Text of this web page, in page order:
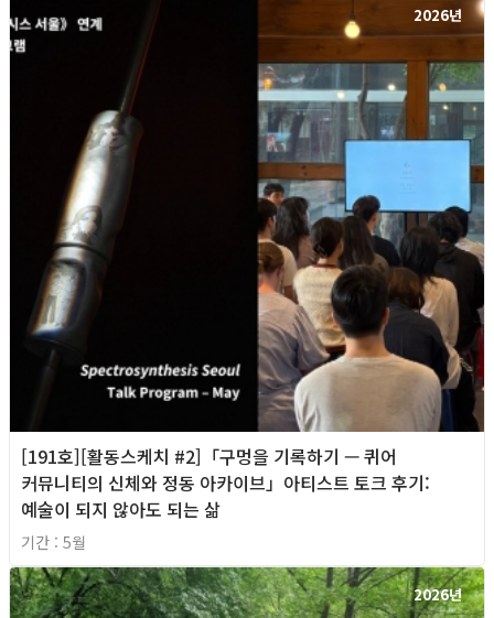
2026년
[191호][활동스케치 #2]「구멍을 기록하기 — 퀴어
커뮤니티의 신체와 정동 아카이브」아티스트 토크 후기:
예술이 되지 않아도 되는 삶
기간 : 5월
2026년